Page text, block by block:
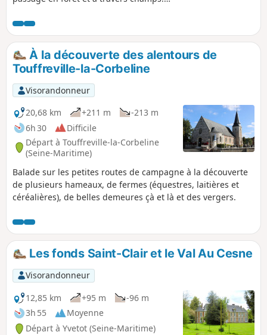
campagne Cauchoise.
À la découverte des alentours de
Touffreville-la-Corbeline
Visorandonneur
20,68 km
+211 m
-213 m
6h 30
Difficile
Départ à Touffreville-la-Corbeline
(Seine-Maritime)
Balade sur les petites routes de campagne à la découverte
de plusieurs hameaux, de fermes (équestres, laitières et
céréalières), de belles demeures çà et là et des vergers.
Les fonds Saint-Clair et le Val Au Cesne
Visorandonneur
12,85 km
+95 m
-96 m
3h 55
Moyenne
Départ à Yvetot (Seine-Maritime)